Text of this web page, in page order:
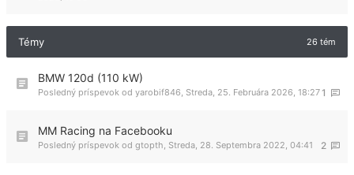
Témy 26 tém
BMW 120d (110 kW)
1
Posledný príspevok od yarobif846 Streda, 25. Februára 2026, 18:27
MM Racing na Facebooku
2
Posledný príspevok od gtopth Streda, 28. Septembra 2022, 04:41